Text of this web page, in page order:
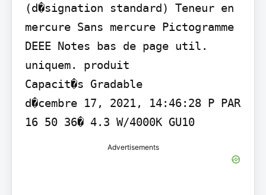
(d�signation standard) Teneur en
mercure Sans mercure Pictogramme
DEEE Notes bas de page util.
uniquem. produit
Capacit�s Gradable
d�cembre 17, 2021, 14:46:28 P PAR
16 50 36� 4.3 W/4000K GU10
Advertisements